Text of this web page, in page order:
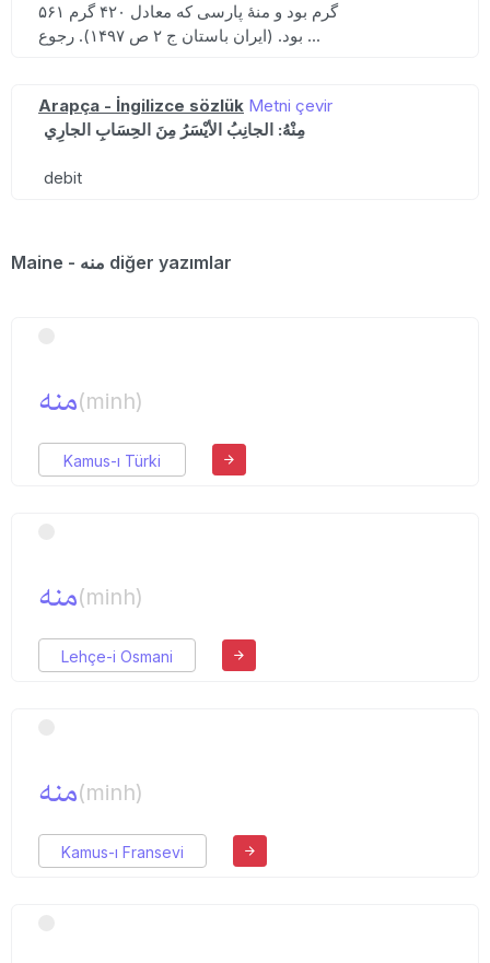
۵۶۱ گرم بود و منهٔ پارسی که معادل ۴۲۰ گرم
بود. (ایران باستان ج ۲ ص ۱۴۹۷). رجوع ...
Arapça - İngilizce sözlük Metni çevir
مِنْهُ: الجانِبُ الأيْسَرُ مِنَ الحِسَابِ الجارِي
debit
Maine - منه diğer yazımlar
منه(minh)
Kamus-ı Türki
منه(minh)
Lehçe-i Osmani
منه(minh)
Kamus-ı Fransevi